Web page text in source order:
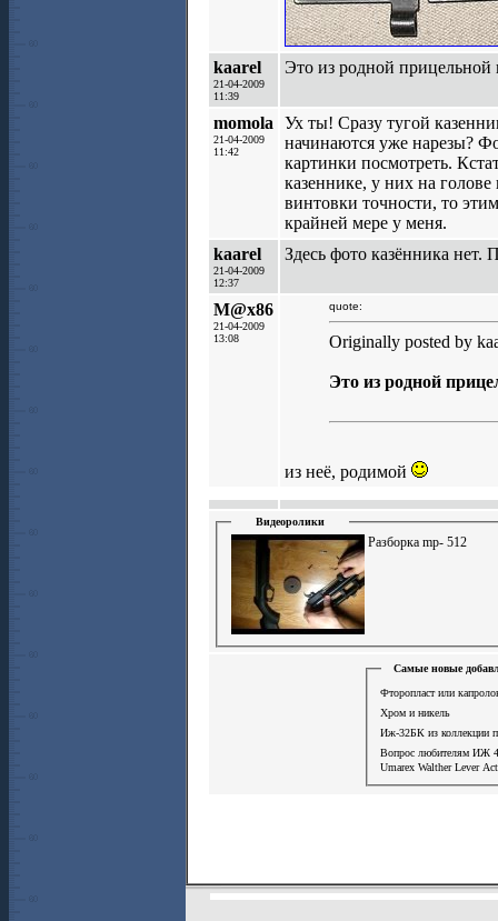
kaarel
21-04-2009
11:39
Это из родной прицельной
momola
21-04-2009
11:42
Ух ты! Сразу тугой
начинаются уже нарезы?
картинки посмотреть.
казеннике, у них на
винтовки точности, то
крайней мере у меня.
kaarel
21-04-2009
12:37
Здесь фото казённика нет.
M@x86
21-04-2009
13:08
quote:
Originally posted by
Это из родной
из неё, родимой
Видеоролики
Разборка mp- 512
Самые новые
Фторопласт или
Хром и никель
Иж-32БК из коллекции
Вопрос любителям ИЖ
Umarex Walther Lever